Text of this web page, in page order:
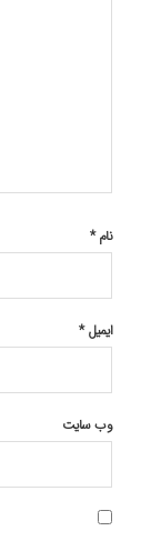
نام*
ایمیل*
وب‌ سایت